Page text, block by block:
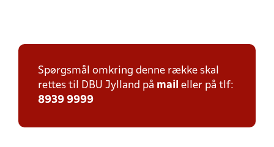
Spørgsmål omkring denne række skal
rettes til DBU Jylland på mail eller på tlf:
8939 9999